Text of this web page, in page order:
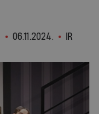
06.11.2024. IR